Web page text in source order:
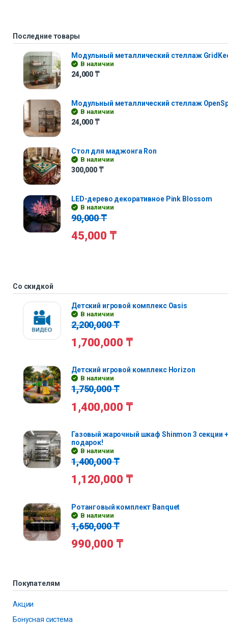
Последние товары
Модульный металлический стеллаж
В наличии
24,000 ₸
Модульный металлический стеллаж
В наличии
24,000 ₸
Стол для маджонга Ron
В наличии
300,000 ₸
LED-дерево декоративное Pink Blossom
В наличии
90,000₸
45,000 ₸
Со скидкой
Детский игровой комплекс Oasis
В наличии
2,200,000₸
1,700,000 ₸
Детский игровой комплекс Horizon
В наличии
1,750,000₸
1,400,000 ₸
Газовый жарочный шкаф Shinmon 3 секции
подарок!
В наличии
1,400,000₸
1,120,000 ₸
Ротанговый комплект Banquet
В наличии
1,650,000₸
990,000 ₸
Покупателям
Акции
Бонусная система